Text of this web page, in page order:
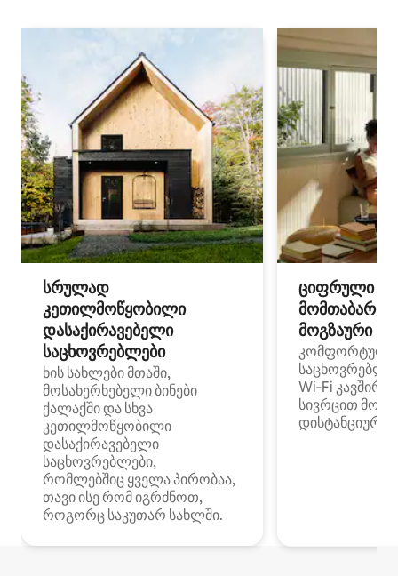
სრულად
კეთილმოწყობილი
დასაქირავებელი
საცხოვრებლები
ხის სახლები მთაში,
მოსახერხებელი ბინები
ქალაქში და სხვა
კეთილმოწყობილი
დასაქირავებელი
საცხოვრებლები,
რომლებშიც ყველა პირობაა,
თავი ისე რომ იგრძნოთ,
როგორც საკუთარ სახლში.
ციფრული
მოგზაური
კომფორტული
Wi‑Fi
სივრცით
დისტანციური